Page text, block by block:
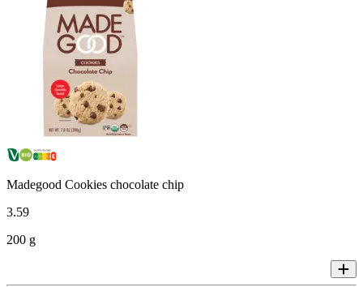
Madegood Cookies chocolate chip
3.59
200 g